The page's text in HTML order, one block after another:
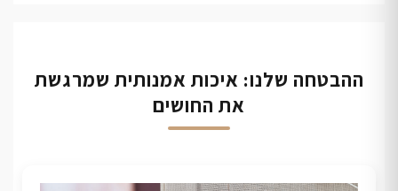
ההבטחה שלנו: איכות אמנותית שמרגשת
את החושים